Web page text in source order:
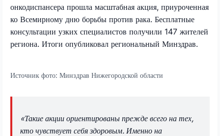
онкодиспансера прошла масштабная акция, приуроченная
ко Всемирному дню борьбы против рака. Бесплатные
консультации узких специалистов получили 147 жителей
региона. Итоги опубликовал региональный Минздрав.
Источник фото: Минздрав Нижегородской области
«Такие акции ориентированы прежде всего на тех,
кто чувствует себя здоровым. Именно на